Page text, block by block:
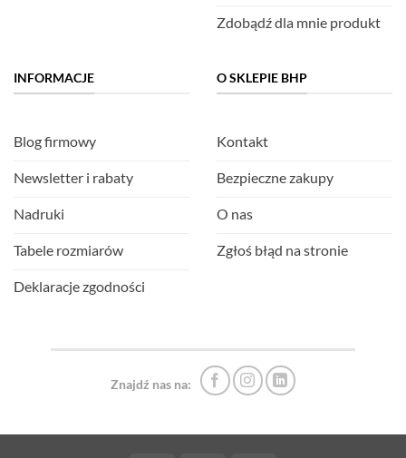
Zdobądź dla mnie produkt
INFORMACJE
Blog firmowy
Newsletter i rabaty
Nadruki
Tabele rozmiarów
Deklaracje zgodności
O SKLEPIE BHP
Kontakt
Bezpieczne zakupy
O nas
Zgłoś błąd na stronie
Znajdź nas na: